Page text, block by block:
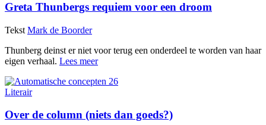
Greta Thunbergs requiem voor een droom
Tekst Mark de Boorder
Thunberg deinst er niet voor terug een onderdeel te worden van haar
eigen verhaal. Lees meer
Literair
Over de column (niets dan goeds?)